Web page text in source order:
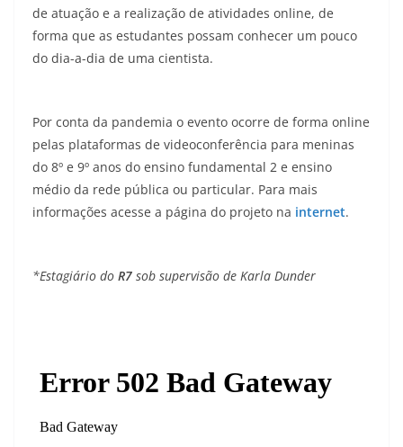
de atuação e a realização de atividades online, de
forma que as estudantes possam conhecer um pouco
do dia-a-dia de uma cientista.
Por conta da pandemia o evento ocorre de forma online
pelas plataformas de videoconferência para meninas
do 8º e 9º anos do ensino fundamental 2 e ensino
médio da rede pública ou particular. Para mais
informações acesse a página do projeto na internet.
*Estagiário do R7 sob supervisão de Karla Dunder